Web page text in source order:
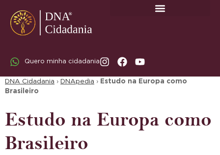
Quero minha cidadania
DNA Cidadania › DNApedia › Estudo na Europa como
Brasileiro
Estudo na Europa como
Brasileiro